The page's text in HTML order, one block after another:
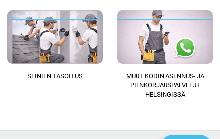
SEINIEN TASOITUS
MUUT KODIN ASENNUS- JA
PIENKORJAUSPALVELUT
HELSINGISSÄ